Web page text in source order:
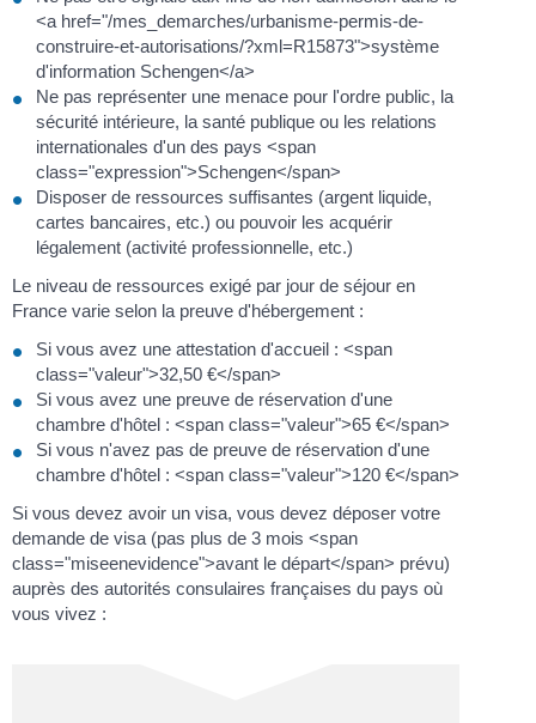
<a href="/mes_demarches/urbanisme-permis-de-
construire-et-autorisations/?xml=R15873">système
d'information Schengen</a>
Ne pas représenter une menace pour l'ordre public, la
sécurité intérieure, la santé publique ou les relations
internationales d'un des pays <span
class="expression">Schengen</span>
Disposer de ressources suffisantes (argent liquide,
cartes bancaires, etc.) ou pouvoir les acquérir
légalement (activité professionnelle, etc.)
Le niveau de ressources exigé par jour de séjour en
France varie selon la preuve d'hébergement :
Si vous avez une attestation d'accueil : <span
class="valeur">32,50 €</span>
Si vous avez une preuve de réservation d'une
chambre d'hôtel : <span class="valeur">65 €</span>
Si vous n'avez pas de preuve de réservation d'une
chambre d'hôtel : <span class="valeur">120 €</span>
Si vous devez avoir un visa, vous devez déposer votre
demande de visa (pas plus de 3 mois <span
class="miseenevidence">avant le départ</span> prévu)
auprès des autorités consulaires françaises du pays où
vous vivez :